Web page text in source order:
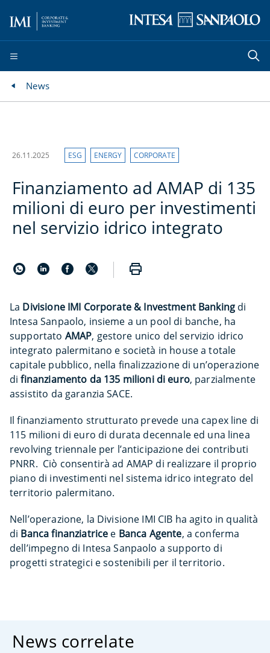
News
26.11.2025 ESG ENERGY CORPORATE
Finanziamento ad AMAP di 135
milioni di euro per investimenti
nel servizio idrico integrato
La Divisione IMI Corporate & Investment Banking di
Intesa Sanpaolo, insieme a un pool di banche, ha
supportato AMAP, gestore unico del servizio idrico
integrato palermitano e società in house a totale
capitale pubblico, nella finalizzazione di un’operazione
difinanziamento da 135 milioni di euro, parzialmente
assistito da garanzia SACE.
Il finanziamento strutturato prevede una capex line di
115 milioni di euro di durata decennale ed una linea
revolving triennale per l’anticipazione dei contributi
PNRR. Ciò consentirà ad AMAP di realizzare il proprio
piano di investimenti nel sistema idrico integrato del
territorio palermitano.
Nell’operazione, la Divisione IMI CIB ha agito in qualità
di Banca finanziatrice e Banca Agente, a conferma
dell’impegno di Intesa Sanpaolo a supporto di
progetti strategici e sostenibili per il territorio.
News correlate